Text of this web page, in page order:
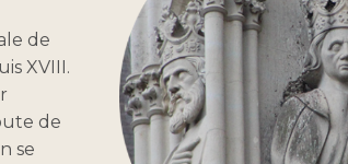
de
XVIII.
de
se